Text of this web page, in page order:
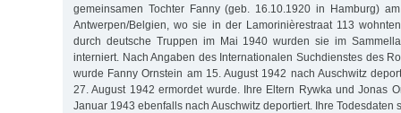
gemeinsamen Tochter Fanny (geb. 16.10.1920 in Hamburg)
Antwerpen/Belgien, wo sie in der Lamorinièrestraat 113
durch deutsche Truppen im Mai 1940 wurden sie im
interniert. Nach Angaben des Internationalen Suchdienstes des
wurde Fanny Ornstein am 15. August 1942 nach Auschwitz
27. August 1942 ermordet wurde. Ihre Eltern Rywka und Jonas
Januar 1943 ebenfalls nach Auschwitz deportiert. Ihre Todesdaten